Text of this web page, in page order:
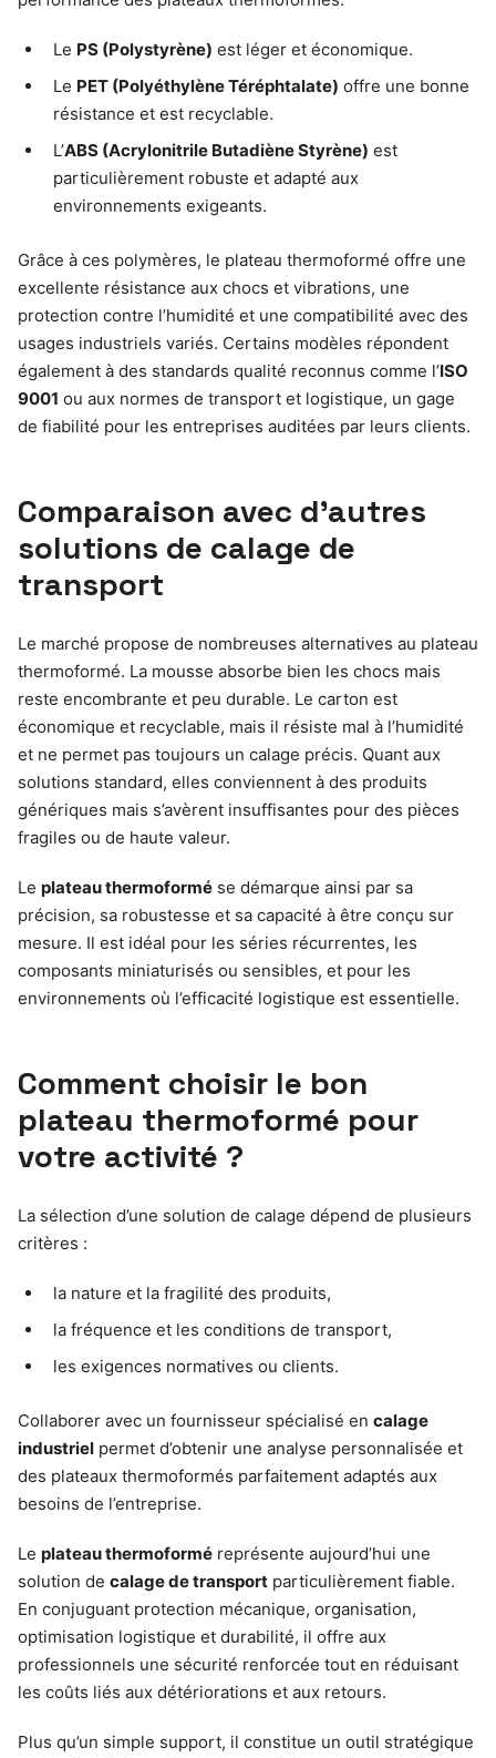
Le PS (Polystyrène) est léger et économique.
Le PET (Polyéthylène Téréphtalate) offre une bonne
résistance et est recyclable.
L’ABS (Acrylonitrile Butadiène Styrène) est
particulièrement robuste et adapté aux
environnements exigeants.
Grâce à ces polymères, le plateau thermoformé offre une
excellente résistance aux chocs et vibrations, une
protection contre l’humidité et une compatibilité avec des
usages industriels variés. Certains modèles répondent
également à des standards qualité reconnus comme l’ISO
9001 ou aux normes de transport et logistique, un gage
de fiabilité pour les entreprises auditées par leurs clients.
Comparaison avec d’autres
solutions de calage de
transport
Le marché propose de nombreuses alternatives au plateau
thermoformé. La mousse absorbe bien les chocs mais
reste encombrante et peu durable. Le carton est
économique et recyclable, mais il résiste mal à l’humidité
et ne permet pas toujours un calage précis. Quant aux
solutions standard, elles conviennent à des produits
génériques mais s’avèrent insuffisantes pour des pièces
fragiles ou de haute valeur.
Le plateau thermoformé se démarque ainsi par sa
précision, sa robustesse et sa capacité à être conçu sur
mesure. Il est idéal pour les séries récurrentes, les
composants miniaturisés ou sensibles, et pour les
environnements où l’efficacité logistique est essentielle.
Comment choisir le bon
plateau thermoformé pour
votre activité ?
La sélection d’une solution de calage dépend de plusieurs
critères :
la nature et la fragilité des produits,
la fréquence et les conditions de transport,
les exigences normatives ou clients.
Collaborer avec un fournisseur spécialisé en calage
industriel permet d’obtenir une analyse personnalisée et
des plateaux thermoformés parfaitement adaptés aux
besoins de l’entreprise.
Le plateau thermoformé représente aujourd’hui une
solution de calage de transport particulièrement fiable.
En conjuguant protection mécanique, organisation,
optimisation logistique et durabilité, il offre aux
professionnels une sécurité renforcée tout en réduisant
les coûts liés aux détériorations et aux retours.
Plus qu’un simple support, il constitue un outil stratégique